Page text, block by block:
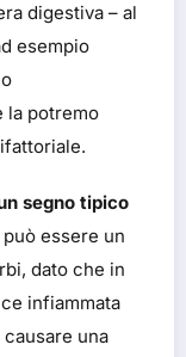
digestiva – al
esempio
la potremo
segno tipico
essere un
dato che in
infiammata
una